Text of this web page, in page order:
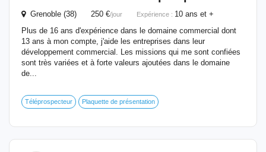
Grenoble (38) 250 €/jour Expérience : 10 ans et +
Plus de 16 ans d'expérience dans le domaine commercial dont
13 ans à mon compte, j'aide les entreprises dans leur
développement commercial. Les missions qui me sont confiées
sont très variées et à forte valeurs ajoutées dans le domaine
de...
Téléprospecteur Plaquette de présentation